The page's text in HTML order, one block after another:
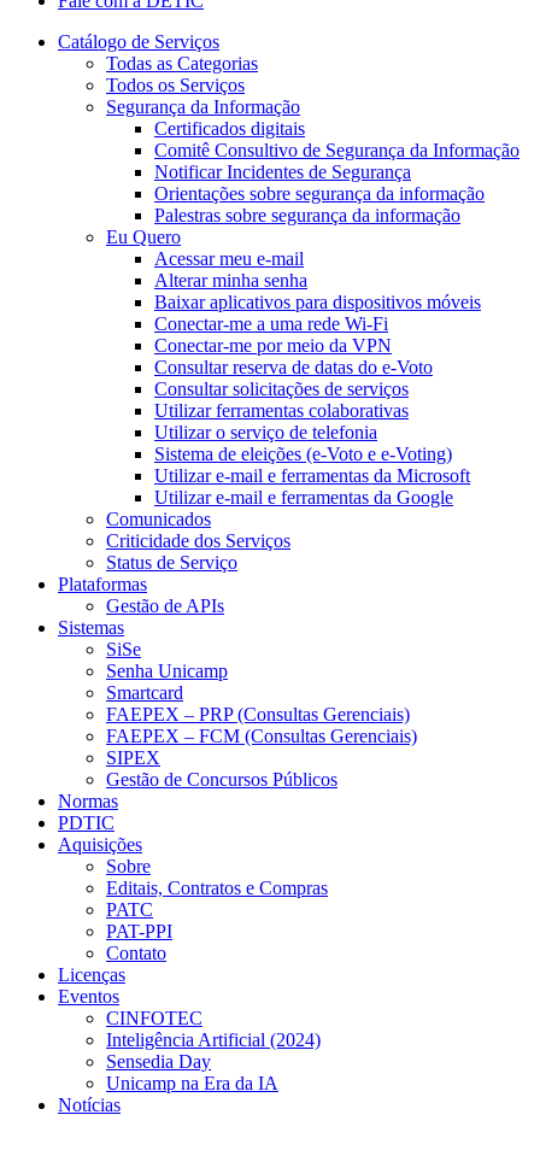
Catálogo de Serviços
Todas as Categorias
Todos os Serviços
Segurança da Informação
Certificados digitais
Comitê Consultivo de Segurança da Informação
Notificar Incidentes de Segurança
Orientações sobre segurança da informação
Palestras sobre segurança da informação
Eu Quero
Acessar meu e-mail
Alterar minha senha
Baixar aplicativos para dispositivos móveis
Conectar-me a uma rede Wi-Fi
Conectar-me por meio da VPN
Consultar reserva de datas do e-Voto
Consultar solicitações de serviços
Utilizar ferramentas colaborativas
Utilizar o serviço de telefonia
Sistema de eleições (e-Voto e e-Voting)
Utilizar e-mail e ferramentas da Microsoft
Utilizar e-mail e ferramentas da Google
Comunicados
Criticidade dos Serviços
Status de Serviço
Plataformas
Gestão de APIs
Sistemas
SiSe
Senha Unicamp
Smartcard
FAEPEX – PRP (Consultas Gerenciais)
FAEPEX – FCM (Consultas Gerenciais)
SIPEX
Gestão de Concursos Públicos
Normas
PDTIC
Aquisições
Sobre
Editais, Contratos e Compras
PATC
PAT-PPI
Contato
Licenças
Eventos
CINFOTEC
Inteligência Artificial (2024)
Sensedia Day
Unicamp na Era da IA
Notícias